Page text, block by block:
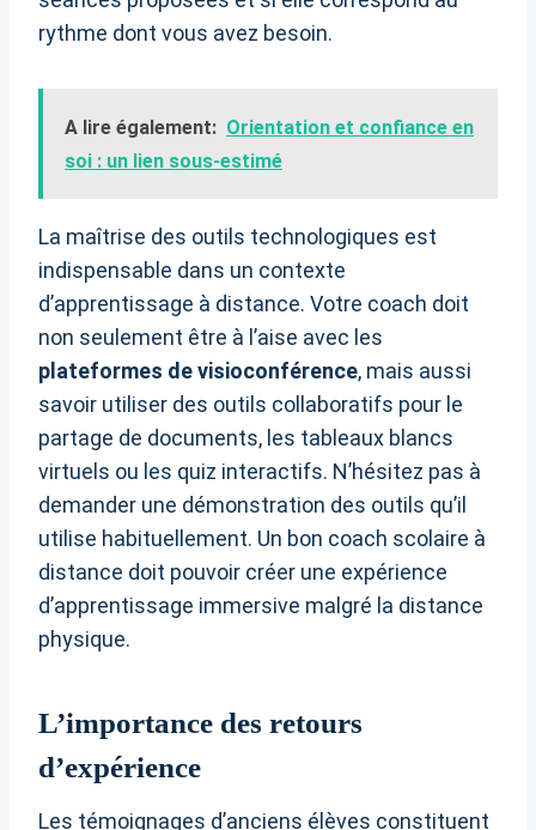
rythme dont vous avez besoin.
A lire également: Orientation et confiance en
soi : un lien sous-estimé
La maîtrise des outils technologiques est
indispensable dans un contexte
d’apprentissage à distance. Votre coach doit
non seulement être à l’aise avec les
plateformes de visioconférence, mais aussi
savoir utiliser des outils collaboratifs pour le
partage de documents, les tableaux blancs
virtuels ou les quiz interactifs. N’hésitez pas à
demander une démonstration des outils qu’il
utilise habituellement. Un bon coach scolaire à
distance doit pouvoir créer une expérience
d’apprentissage immersive malgré la distance
physique.
L’importance des retours
d’expérience
Les témoignages d’anciens élèves constituent